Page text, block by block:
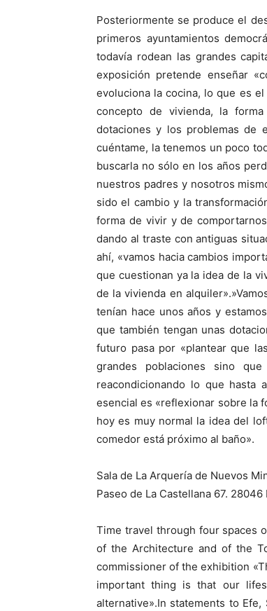
Posteriormente se produce el
primeros ayuntamientos
todavía rodean las grandes
exposición pretende enseñar
evoluciona la cocina, lo que es
concepto de vivienda, la
dotaciones y los problemas de
cuéntame, la tenemos un poco
buscarla no sólo en los años
nuestros padres y nosotros
sido el cambio y la
forma de vivir y de
dando al traste con antiguas
ahí, «vamos hacia cambios
que cuestionan ya la idea de la
de la vivienda en
tenían hace unos años y
que también tengan unas
futuro pasa por «plantear que
grandes poblaciones sino
reacondicionando lo que hasta
esencial es «reflexionar sobre la
hoy es muy normal la idea del
comedor está próximo al baño».
Sala de La Arquería de Nuevos
Paseo de La Castellana 67. 28046
Time travel through four spaces
of the Architecture and of the
commissioner of the exhibition
important thing is that our
alternative».In statements to